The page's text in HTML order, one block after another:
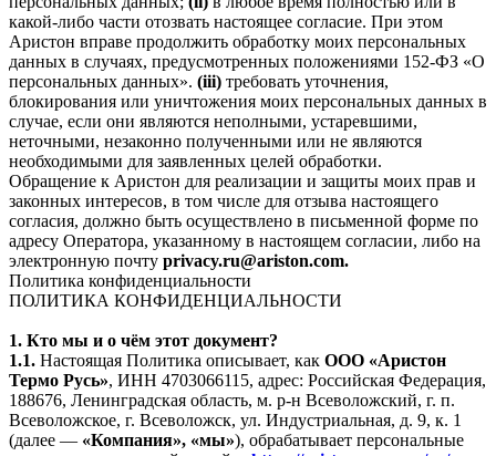
какой-либо части отозвать настоящее согласие. При этом
Аристон вправе продолжить обработку моих персональных
данных в случаях, предусмотренных положениями 152-ФЗ «О
персональных данных». (iii) требовать уточнения,
блокирования или уничтожения моих персональных данных в
случае, если они являются неполными, устаревшими,
неточными, незаконно полученными или не являются
необходимыми для заявленных целей обработки.
Обращение к Аристон для реализации и защиты моих прав и
законных интересов, в том числе для отзыва настоящего
согласия, должно быть осуществлено в письменной форме по
адресу Оператора, указанному в настоящем согласии, либо на
электронную почту privacy.ru@ariston.com.
Политика конфиденциальности
ПОЛИТИКА КОНФИДЕНЦИАЛЬНОСТИ
1. Кто мы и о чём этот документ?
1.1. Настоящая Политика описывает, как ООО «Аристон
Термо Русь», ИНН 4703066115, адрес: Российская Федерация,
188676, Ленинградская область, м. р-н Всеволожский, г. п.
Всеволожское, г. Всеволожск, ул. Индустриальная, д. 9, к. 1
(далее — «Компания», «мы»), обрабатывает персональные